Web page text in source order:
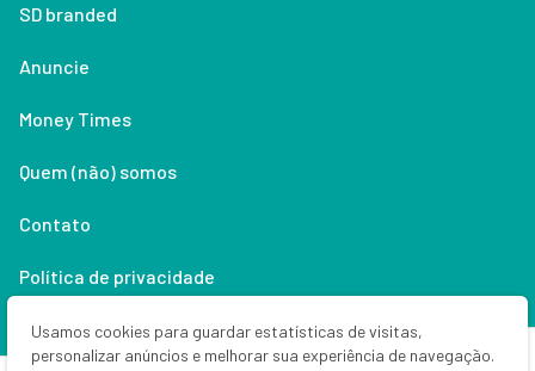
SD branded
Anuncie
Money Times
Quem (não) somos
Contato
Política de privacidade
Lifestyle
Usamos cookies para guardar estatísticas de visitas,
personalizar anúncios e melhorar sua experiência de navegação.